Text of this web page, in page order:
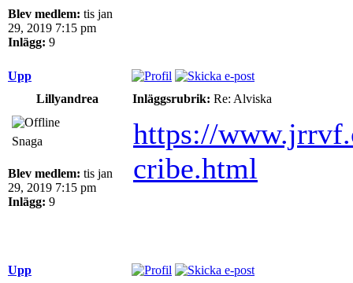
Blev medlem: tis jan
29, 2019 7:15 pm
Inlägg: 9
Upp
Lillyandrea
Inläggsrubrik: Re: Alviska
Snaga
Blev medlem: tis jan
29, 2019 7:15 pm
Inlägg: 9
https://
cribe.html
Upp